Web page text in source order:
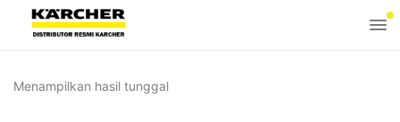
Menampilkan hasil tunggal